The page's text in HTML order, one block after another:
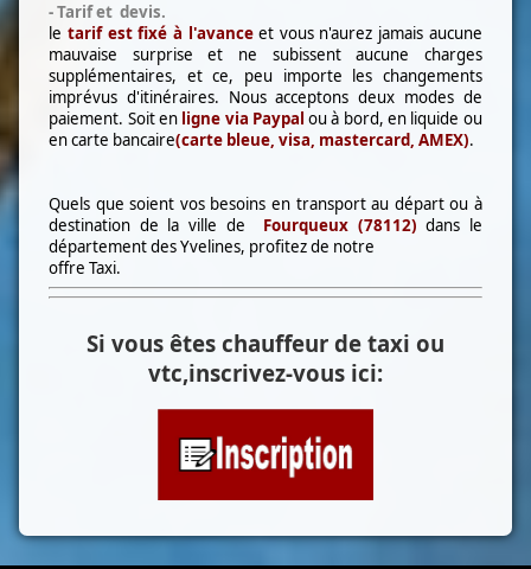
- Tarif et devis.
le tarif est fixé à l'avanceet vous n'aurez jamais aucune
mauvaise surprise et ne subissent aucune charges
supplémentaires, et ce, peu importe les changements
imprévus d'itinéraires. Nous acceptons deux modes de
paiement. Soit en ligne via Paypal ou à bord, en liquide ou
en carte bancaire(carte bleue, visa, mastercard, AMEX).
Quels que soient vos besoins en transport au départ ou à
destination de la ville de Fourqueux (78112)dans le
département des Yvelines, profitez de notre
offre Taxi.
Si vous êtes chauffeur de taxi ou
vtc,inscrivez-vous ici: